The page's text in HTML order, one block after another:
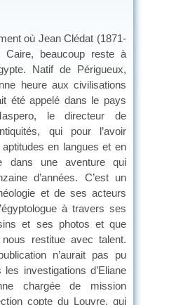
où Jean Clédat (1871-
Caire, beaucoup reste à
Natif de Périgueux,
heure aux civilisations
été appelé dans le pays
le directeur de
qui pour l’avoir
en langues et en
dans une aventure qui
d’années. C’est un
et de ses acteurs
à travers ses
et ses photos et que
restitue avec talent.
n’aurait pas pu
investigations d’Eliane
chargée de mission
copte du Louvre, qui